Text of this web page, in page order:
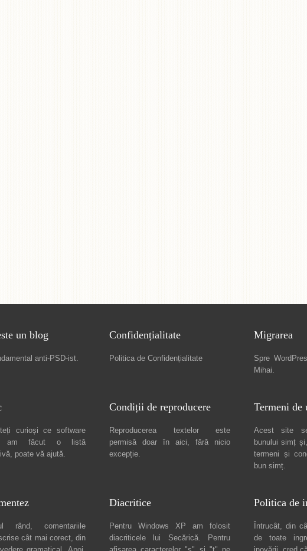
un blog
anti-PSD-ist.
Confidențialitate
Politica de Confidențialitate
Migrarea
Spre
Mihai.
curioși ce software
am făcut o listă
, poate vă ajută.
Condiții de reproducere
Reproducerea textelor este
permisă doar în aici, fără nicio
excepție.
Termeni de
Acest site
bunului simț
termeni și
bun simț.
rând, comentariile
cât mai corect, din
Diacritice
Pentru Windows XP am folosit
diacriticele lui Secărică. Pentru
Politica de
Întrucât, din
de toate